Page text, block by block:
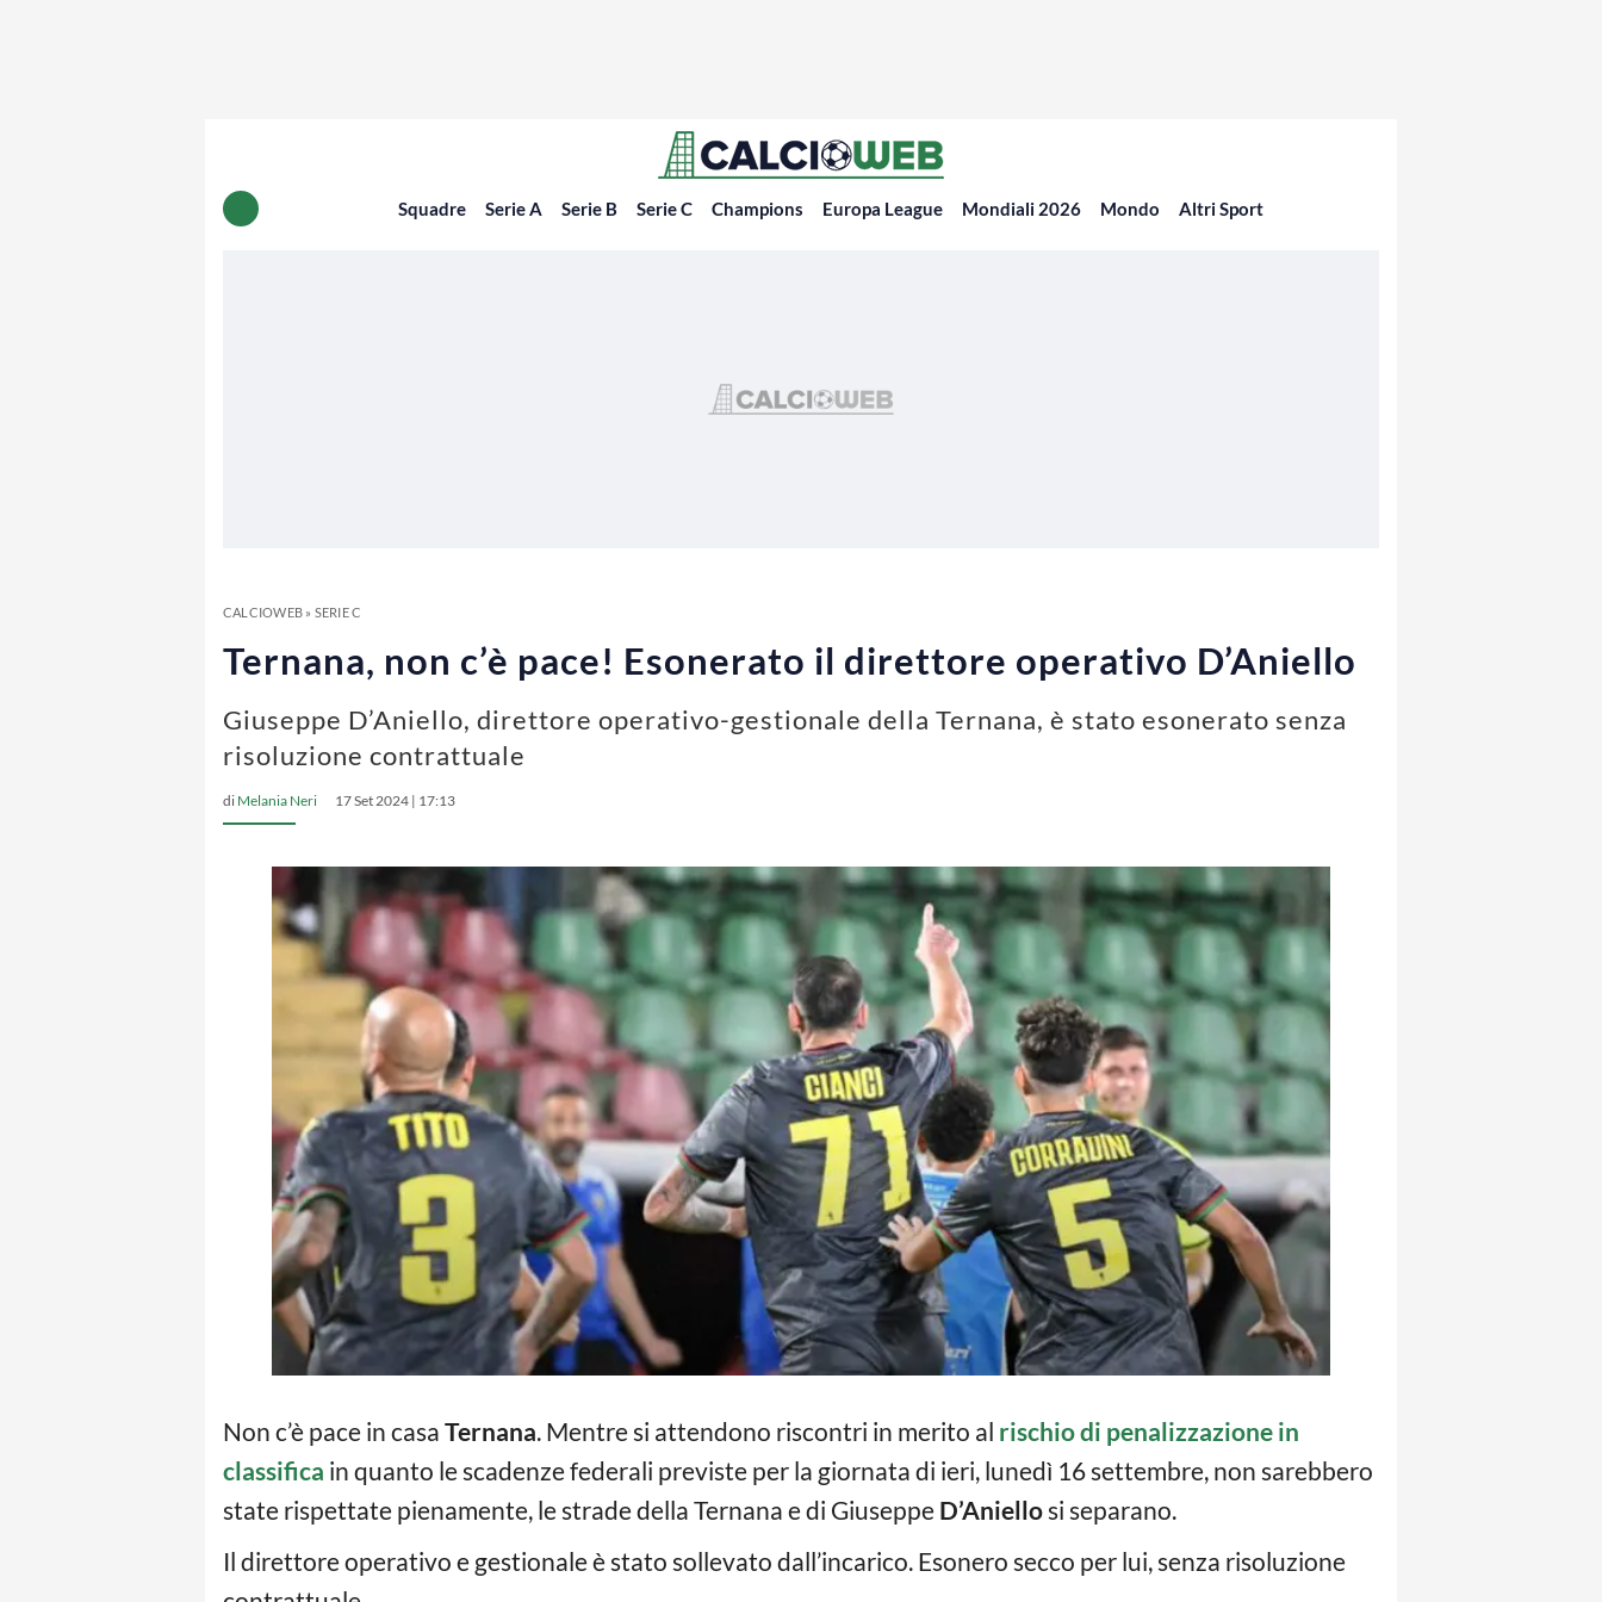
Squadre Serie A Serie B Serie C Champions Europa League Mondiali 2026 Mondo Altri Sport
CALCIOWEB» SERIE C
Ternana, non c’è pace! Esonerato il direttore operativo D’Aniello
Giuseppe D’Aniello, direttore operativo-gestionale della Ternana, è stato esonerato senza
risoluzione contrattuale
di Melania Neri 17 Set 2024 | 17:13
Non c’è pace in casa Ternana. Mentre si attendono riscontri in merito al rischio di penalizzazione in
classifica in quanto le scadenze federali previste per la giornata di ieri, lunedì 16 settembre, non sarebbero
state rispettate pienamente, le strade della Ternana e di Giuseppe D’Aniellosi separano.
Il direttore operativo e gestionale è stato sollevato dall’incarico. Esonero secco per lui, senza risoluzione